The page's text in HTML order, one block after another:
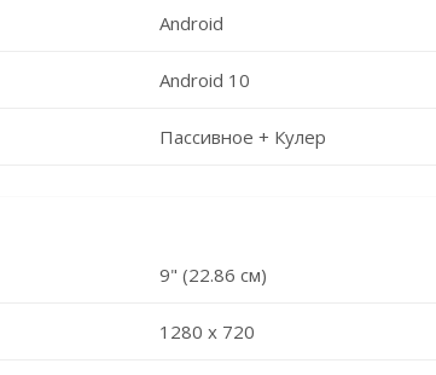
Android
Android 10
Пассивное + Кулер
9" (22.86 см)
1280 х 720